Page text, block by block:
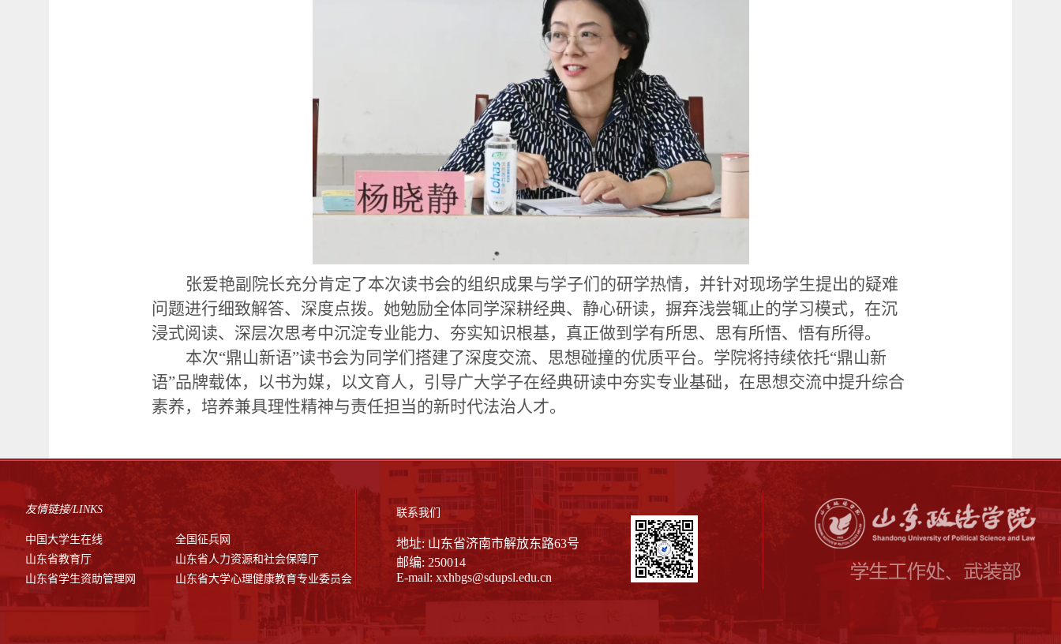
张爱艳副院长充分肯定了本次读书会的组织成果与学子们的研学热情，并针对现场学生提出的疑难
问题进行细致解答、深度点拨。她勉励全体同学深耕经典、静心研读，摒弃浅尝辄止的学习模式，在沉
浸式阅读、深层次思考中沉淀专业能力、夯实知识根基，真正做到学有所思、思有所悟、悟有所得。
本次“鼎山新语”读书会为同学们搭建了深度交流、思想碰撞的优质平台。学院将持续依托“鼎山新
语”品牌载体，以书为媒，以文育人，引导广大学子在经典研读中夯实专业基础，在思想交流中提升综合
素养，培养兼具理性精神与责任担当的新时代法治人才。
友情链接/LINKS
中国大学生在线
全国征兵网
山东省教育厅
山东省人力资源和社会保障厅
山东省学生资助管理网
山东省大学心理健康教育专业委员会
联系我们
地址: 山东省济南市解放东路63号
邮编: 250014
E-mail: xxhbgs@sdupsl.edu.cn